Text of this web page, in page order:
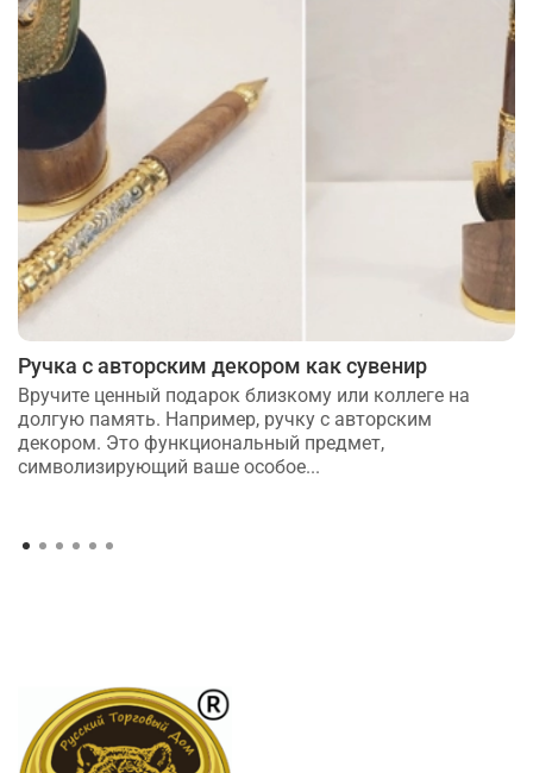
Ручка с авторским декором как сувенир
Вручите ценный подарок близкому или коллеге на
долгую память. Например, ручку с авторским
декором. Это функциональный предмет,
символизирующий ваше особое...